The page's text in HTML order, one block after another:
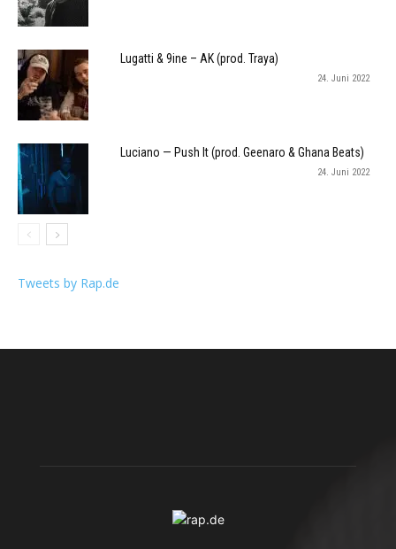
Lugatti & 9ine – AK (prod. Traya)
24. Juni 2022
Luciano — Push It (prod. Geenaro & Ghana Beats)
24. Juni 2022
Tweets by Rap.de